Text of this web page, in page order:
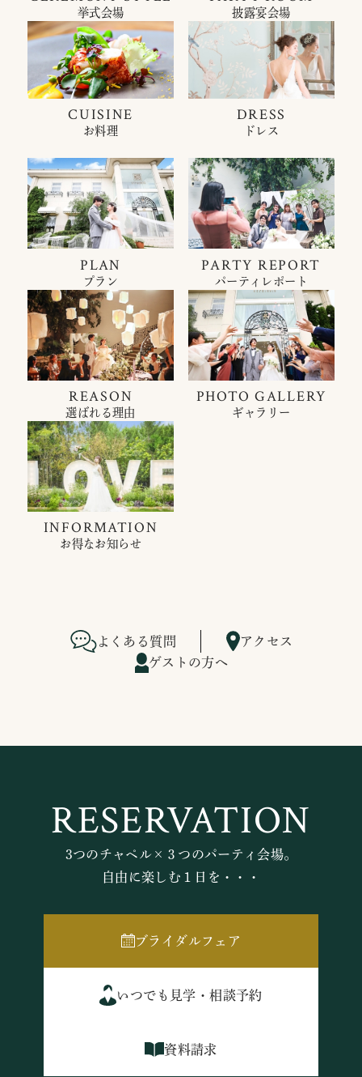
挙式会場 披露宴会場
CUISINE
お料理
DRESS
ドレス
PLAN
プラン
PARTY REPORT
パーティレポート
REASON
選ばれる理由
PHOTO GALLERY
ギャラリー
INFORMATION
お得なお知らせ
よくある質問
アクセス
ゲストの方へ
RESERVATION
3つのチャペル×３つのパーティ会場。
自由に楽しむ１日を・・・
ブライダルフェア
いつでも見学・相談予約
資料請求